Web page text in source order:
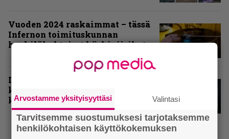
Vuoden 2024 raskaimmat – tässä
Infernon toimituskunnan
henkilökohtaiset kärkiviisikot
Inferno valitsi vuoden 2024
kovimmat albumit – tässä
kotimaisten kymmenen parasta
Arvostamme yksityisyyttäsi Valintasi
Tarvitsemme suostumuksesi tarjotaksemme
henkilökohtaisen käyttökokemuksen